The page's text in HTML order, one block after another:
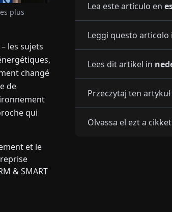
plus
les sujets
changé
de
qui
et le
& SMART
Lea este artículo en
Leggi questo articolo
Lees dit artikel in
Przeczytaj ten
Olvassa el ezt a cikket